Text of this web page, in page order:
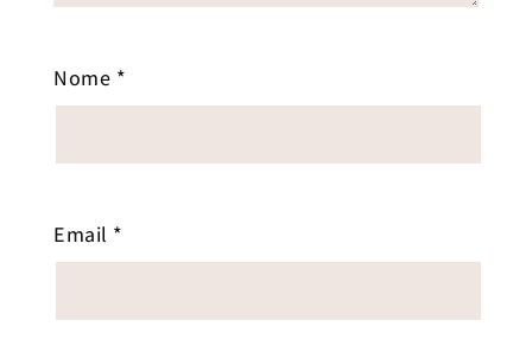
Nome *
Email *